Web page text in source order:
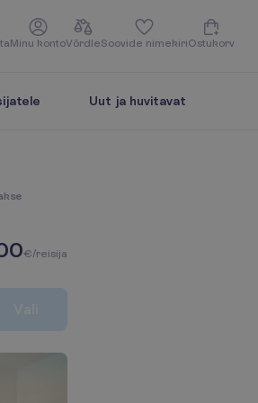
taMinu kontoVõrdleSoovide nimekiriOstukorv
Uut ja huvitavat
kse
€/reisija